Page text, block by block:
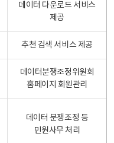
데이터 다운로드 서비스
제공
추천 검색 서비스 제공
데이터분쟁조정위원회
홈페이지 회원관리
데이터 분쟁조정 등
민원사무 처리